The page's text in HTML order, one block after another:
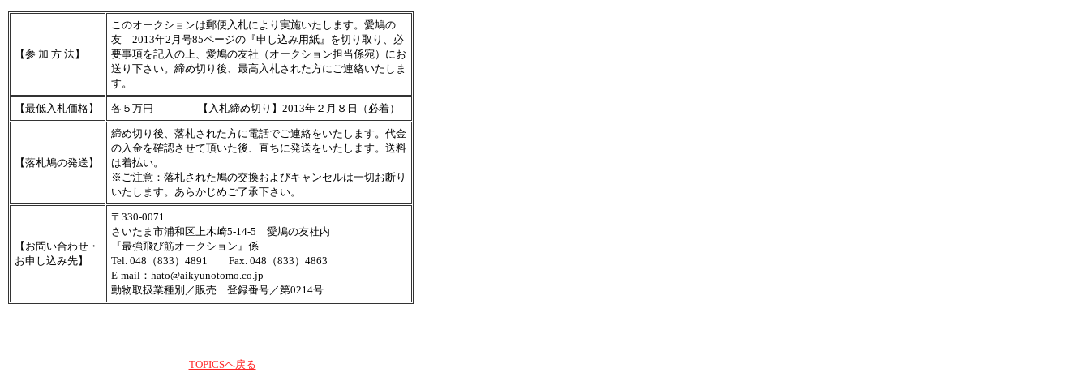
【参 加 方 法】
このオークションは郵便入札により実施いたします。愛鳩の
友 2013年2月号85ページの『申し込み用紙』を切り取り、必
要事項を記入の上、愛鳩の友社（オークション担当係宛）にお
送り下さい。締め切り後、最高入札された方にご連絡いたしま
す。
【最低入札価格】 各５万円 【入札締め切り】2013年２月８日（必着）
【落札鳩の発送】
締め切り後、落札された方に電話でご連絡をいたします。代金
の入金を確認させて頂いた後、直ちに発送をいたします。送料
は着払い。
※ご注意：落札された鳩の交換およびキャンセルは一切お断り
いたします。あらかじめご了承下さい。
【お問い合わせ・
お申し込み先】
〒330-0071
さいたま市浦和区上木崎5-14-5 愛鳩の友社内
『最強飛び筋オークション』係
Tel. 048（833）4891 Fax. 048（833）4863
E-mail：hato@aikyunotomo.co.jp
動物取扱業種別／販売 登録番号／第0214号
TOPICSヘ戻る